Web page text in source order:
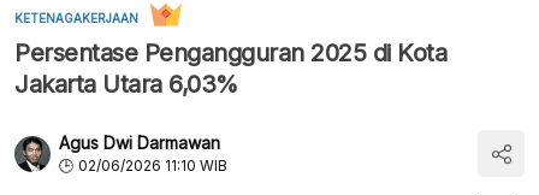
KETENAGAKERJAAN
Persentase Pengangguran 2025 di Kota
Jakarta Utara 6,03%
Agus Dwi Darmawan
02/06/2026 11:10 WIB